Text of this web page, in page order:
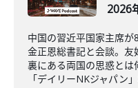
2026
中国の習近平国家主席が
金正恩総書記と会談。
裏にある両国の思惑とは
「デイリーNKジャパン